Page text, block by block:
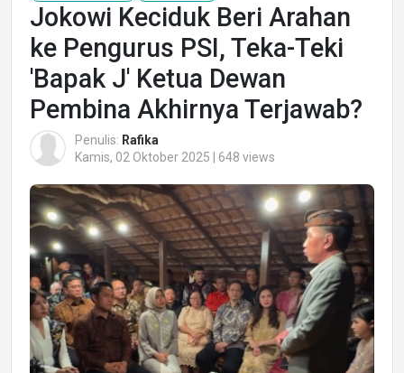
Jokowi Keciduk Beri Arahan
ke Pengurus PSI, Teka-Teki
'Bapak J' Ketua Dewan
Pembina Akhirnya Terjawab?
Penulis: Rafika
Kamis, 02 Oktober 2025 | 648 views